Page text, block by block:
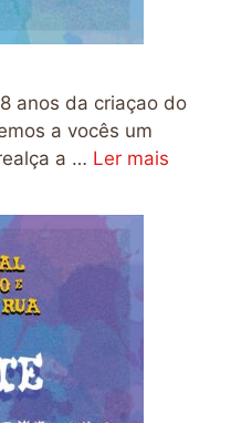
anos da criaçao do
a vocês um
a … Ler mais